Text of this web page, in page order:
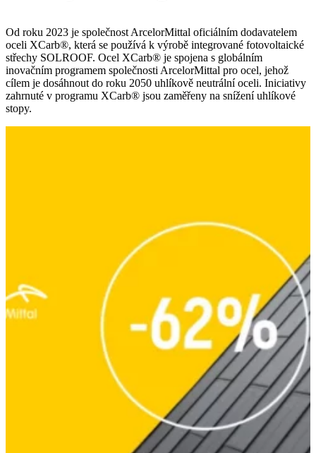
Od roku 2023 je společnost ArcelorMittal oficiálním dodavatelem
oceli XCarb®, která se používá k výrobě integrované fotovoltaické
střechy SOLROOF. Ocel XCarb® je spojena s globálním
inovačním programem společnosti ArcelorMittal pro ocel, jehož
cílem je dosáhnout do roku 2050 uhlíkově neutrální oceli. Iniciativy
zahrnuté v programu XCarb® jsou zaměřeny na snížení uhlíkové
stopy.